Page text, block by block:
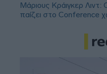
Μάριους Κράιγκερ
παίζει στο Conference